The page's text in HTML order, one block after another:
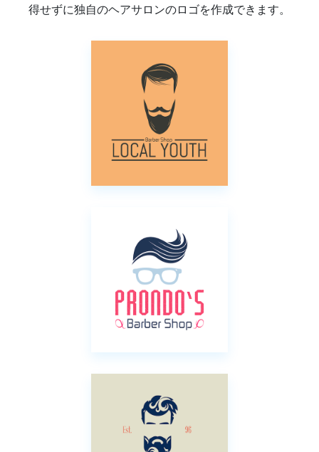
得せずに独自のヘアサロンのロゴを作成できます。